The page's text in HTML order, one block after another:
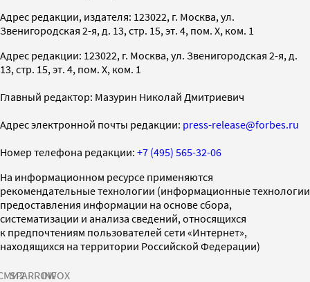
Адрес редакции, издателя: 123022, г. Москва, ул.
Звенигородская 2-я, д. 13, стр. 15, эт. 4, пом. X, ком. 1
Адрес редакции: 123022, г. Москва, ул. Звенигородская 2-я, д.
13, стр. 15, эт. 4, пом. X, ком. 1
Главный редактор: Мазурин Николай Дмитриевич
Адрес электронной почты редакции: press-release@forbes.ru
Номер телефона редакции: +7 (495) 565-32-06
На информационном ресурсе применяются
рекомендательные технологии (информационные технологии
предоставления информации на основе сбора,
систематизации и анализа сведений, относящихся
к предпочтениям пользователей сети «Интернет»,
находящихся на территории Российской Федерации)
SPARROWINFOX